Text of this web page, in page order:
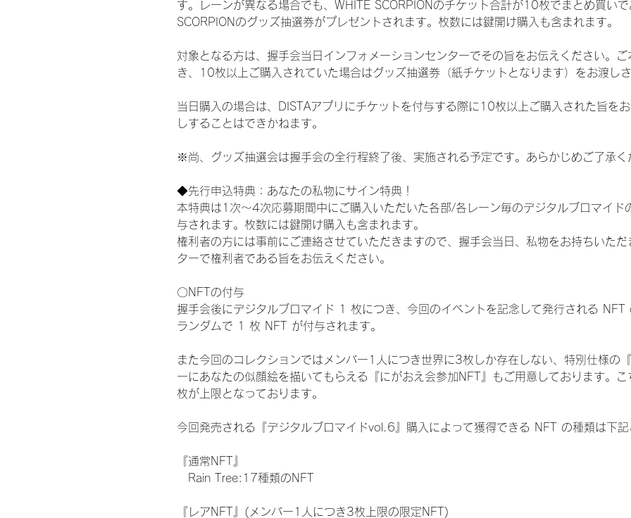
す。レーンが異なる場合でも、WHITE SCORPIONのチケット合計が10枚でまとめ買い
SCORPIONのグッズ抽選券がプレゼントされます。枚数には鍵開け購入も含まれます。
対象となる方は、握手会当日インフォメーションセンターでその旨をお伝えください。
き、10枚以上ご購入されていた場合はグッズ抽選券（紙チケットとなります）をお渡しさ
当日購入の場合は、DISTAアプリにチケットを付与する際に10枚以上ご購入された旨を
しすることはできかねます。
※尚、グッズ抽選会は握手会の全行程終了後、実施される予定です。あらかじめご了承く
◆先行申込特典：あなたの私物にサイン特典！
本特典は1次〜4次応募期間中にご購入いただいた各部/各レーン毎のデジタルブロマイド
与されます。枚数には鍵開け購入も含まれます。
権利者の方には事前にご連絡させていただきますので、握手会当日、私物をお持ちいた
ターで権利者である旨をお伝えください。
〇NFTの付与
握手会後にデジタルブロマイド 1 枚につき、今回のイベントを記念して発行される NFT
ランダムで 1 枚 NFT が付与されます。
また今回のコレクションではメンバー1人につき世界に3枚しか存在しない、特別仕様の
ーにあなたの似顔絵を描いてもらえる『にがおえ会参加NFT』もご用意しております。
枚が上限となっております。
今回発売される『デジタルブロマイドvol.6』購入によって獲得できる NFT の種類は下記
『通常NFT』
Rain Tree:17種類のNFT
『レアNFT』(メンバー1人につき3枚上限の限定NFT)